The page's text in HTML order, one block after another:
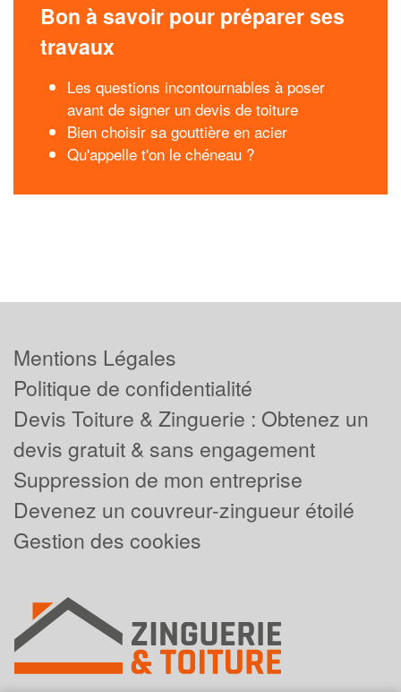
Bon à savoir pour préparer ses
travaux
Les questions incontournables à poser
avant de signer un devis de toiture
Bien choisir sa gouttière en acier
Qu'appelle t'on le chéneau ?
Mentions Légales
Politique de confidentialité
Devis Toiture & Zinguerie : Obtenez un
devis gratuit & sans engagement
Suppression de mon entreprise
Devenez un couvreur-zingueur étoilé
Gestion des cookies